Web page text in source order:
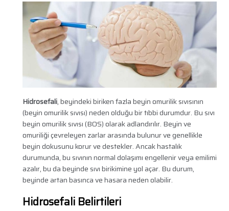
Hidrosefali, beyindeki biriken fazla beyin omurilik sıvısının
(beyin omurilik sıvısı) neden olduğu bir tıbbi durumdur. Bu sıvı
beyin omurilik sıvısı (BOS) olarak adlandırılır. Beyin ve
omuriliği çevreleyen zarlar arasında bulunur ve genellikle
beyin dokusunu korur ve destekler. Ancak hastalık
durumunda, bu sıvının normal dolaşımı engellenir veya emilimi
azalır, bu da beyinde sıvı birikimine yol açar. Bu durum,
beyinde artan basınca ve hasara neden olabilir.
Hidrosefali Belirtileri